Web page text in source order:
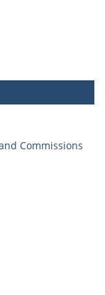
Commissions